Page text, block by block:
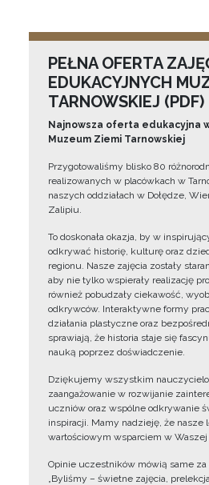
PEŁNA OFERTA
EDUKACYJNYCH
TARNOWSKIEJ (PDF)
Najnowsza oferta edukacyjna
Muzeum Ziemi Tarnowskiej
Przygotowaliśmy blisko 80
realizowanych w placówkach w
naszych oddziałach w Dołędze,
Zalipiu.
To doskonała okazja, by w
odkrywać historię, kulturę oraz
regionu. Nasze zajęcia zostały
aby nie tylko wspierały realizację
również pobudzały ciekawość,
odkrywców. Interaktywne formy
działania plastyczne oraz
sprawiają, że historia staje się
nauką poprzez doświadczenie.
Dziękujemy wszystkim
zaangażowanie w rozwijanie
uczniów oraz wspólne odkrywanie
inspiracji. Mamy nadzieję, że nasze
wartościowym wsparciem w
Opinie uczestników mówią same za
„Byliśmy – świetne zajęcia,